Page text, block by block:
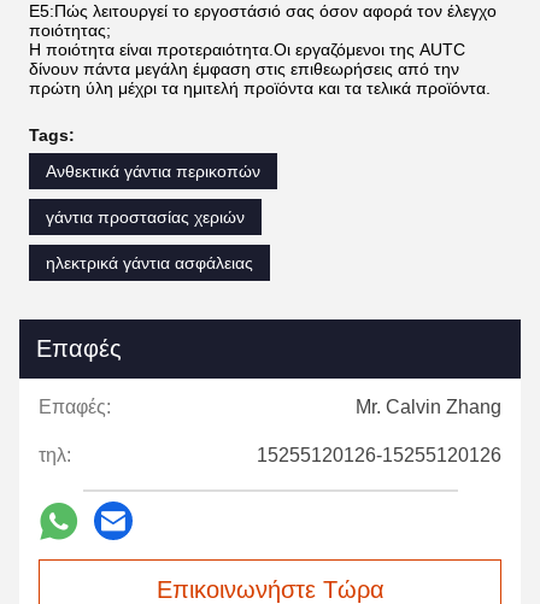
Ε5:Πώς λειτουργεί το εργοστάσιό σας όσον αφορά τον έλεγχο
ποιότητας;
Η ποιότητα είναι προτεραιότητα.Οι εργαζόμενοι της AUTC
δίνουν πάντα μεγάλη έμφαση στις επιθεωρήσεις από την
πρώτη ύλη μέχρι τα ημιτελή προϊόντα και τα τελικά προϊόντα.
Tags:
Ανθεκτικά γάντια περικοπών
γάντια προστασίας χεριών
ηλεκτρικά γάντια ασφάλειας
Επαφές
Επαφές: Mr. Calvin Zhang
τηλ: 15255120126-15255120126
Επικοινωνήστε Τώρα